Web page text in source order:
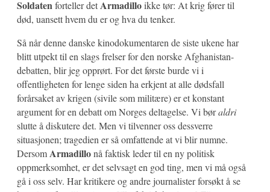
Soldatenforteller detArmadilloikke tør: At krig fører til
død, uansett hvem du er og hva du tenker.
Så når denne danske kinodokumentaren de siste ukene har
blitt utpekt til en slags frelser for den norske Afghanistan-
debatten, blir jeg opprørt. For det første burde vi i
offentligheten for lenge siden ha erkjent at alle dødsfall
forårsaket av krigen (sivile som militære) er et konstant
argument for en debatt om Norges deltagelse. Vi børaldri
slutte å diskutere det. Men vi tilvenner oss dessverre
situasjonen; tragedien er så omfattende at vi blir numne.
DersomArmadillonå faktisk leder til en ny politisk
oppmerksomhet, er det selvsagt en god ting, men vi må også
gå i oss selv. Har kritikere og andre journalister forsøkt å se